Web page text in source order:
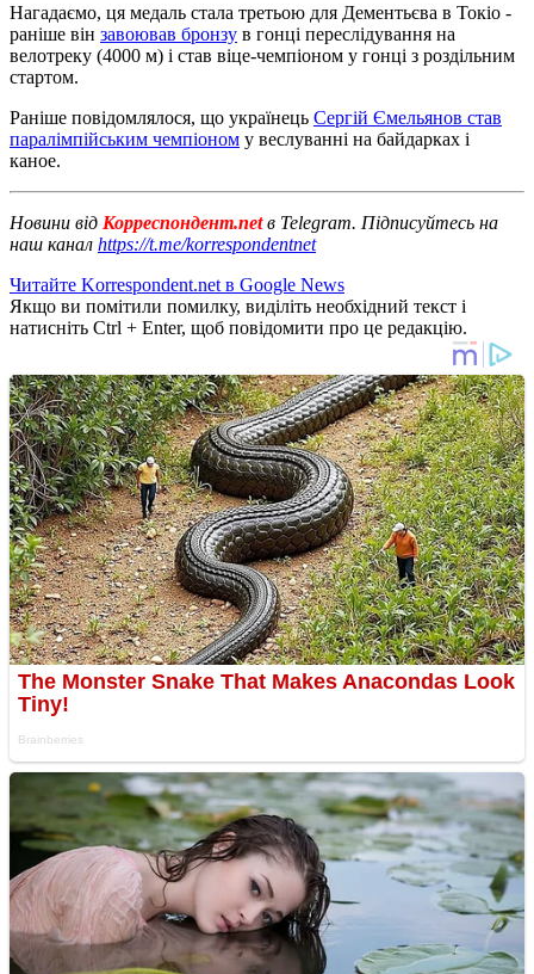
Нагадаємо, ця медаль стала третьою для Дементьєва в Токіо -
раніше він завоював бронзу в гонці переслідування на
велотреку (4000 м) і став віце-чемпіоном у гонці з роздільним
стартом.
Раніше повідомлялося, що українець Сергій Ємельянов став
паралімпійським чемпіоном у веслуванні на байдарках і
каное.
Новини від Корреспондент.netв Telegram. Підписуйтесь на
наш канал https://t.me/korrespondentnet
Читайте Korrespondent.net в Google News
Якщо ви помітили помилку, виділіть необхідний текст і
натисніть Ctrl + Enter, щоб повідомити про це редакцію.